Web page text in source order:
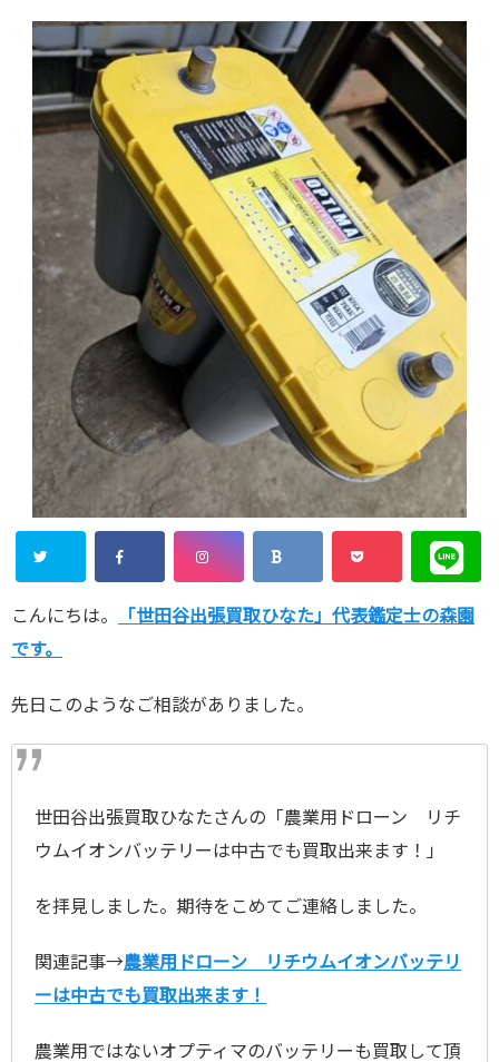
こんにちは。
「世田谷出張買取ひなた」代表鑑定士の森園
です。
先日このようなご相談がありました。
世田谷出張買取ひなたさんの「農業用ドローン リチ
ウムイオンバッテリーは中古でも買取出来ます！」
を拝見しました。期待をこめてご連絡しました。
関連記事→農業用ドローン リチウムイオンバッテリ
ーは中古でも買取出来ます！
農業用ではないオプティマのバッテリーも買取して頂